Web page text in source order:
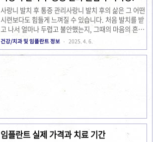
게 되었어요. 막연하게만 알고 있던 두 치료법 사이에는
생각보다 많은 차이가 있더라고요. 이 글에서는 시술 전
준비부터 장기적인 만족도까지, 실제 사례를 바탕으로
임플란트와 틀니의 모든 것을 비교해 드릴게요. 임플란
트 vs 틀니 병원별 가격 1. 시술 전 준비사항임플란트든
틀니든 본격적인 시술 전에 꼭 준비해야 할 것들이 있습
사랑니 발치 후 통증 관리사랑니 발치 후의 삶은 그 어떤
시련보다도 힘들게 느껴질 수 있습니다. 처음 발치를 받
고 나서 얼마나 두렵고 불안했는지, 그때의 마음의 흔적
은 아직도 잊을 수가 없습니다. 발치 후 회복 과정, 통증
완화 방법, 그리고 주의해야 할 사항들에 대해 제가 직
접 경험한 이야기를 공유해드리려고 합니다. 제가 사랑
두려움임플란트에 대한 고민, 특히 비용과 통..
건강/치과 및 임플란트 정보 2025. 4. 6.
임플란트 실제 가격과 치료 기간